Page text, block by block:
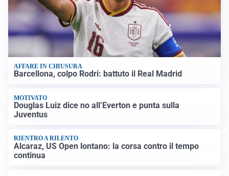
AFFARE IN CHIUSURA
Barcellona, colpo Rodri: battuto il Real Madrid
MOTIVATO
Douglas Luiz dice no all’Everton e punta sulla
Juventus
RIENTRO A RILENTO
Alcaraz, US Open lontano: la corsa contro il tempo
continua